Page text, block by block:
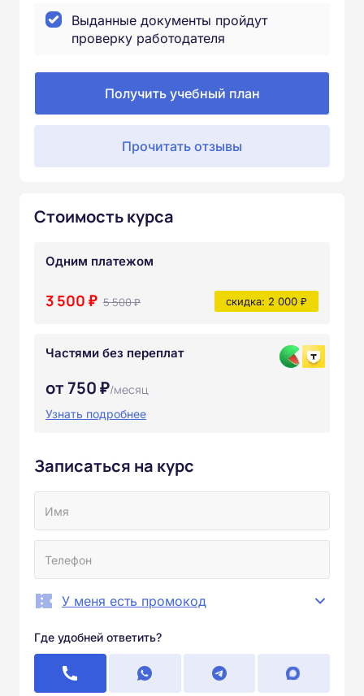
Выданные документы пройдут
проверку работодателя
Получить учебный план
Прочитать отзывы
Стоимость курса
Одним платежом
3 500 ₽ 5 500 ₽ скидка: 2 000 ₽
Частями без переплат
от 750 ₽/месяц
Узнать подробнее
Записаться на курс
У меня есть промокод
Где удобней ответить?